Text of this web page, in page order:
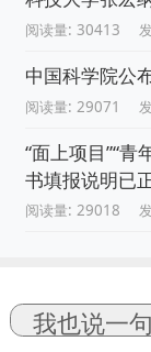
阅读量: 30413
中国科学院公
阅读量: 29071
“面上项目”“
书填报说明已
阅读量: 29018